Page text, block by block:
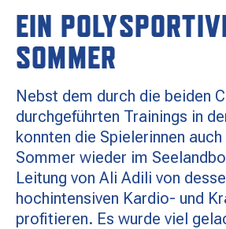
TEAM
SPIELPLAN
RESULTATE
MATCHBESUCH
AKTUELLES
EIN
SOMMER
Nebst dem durch die beiden
durchgeführten Trainings in
konnten die Spielerinnen
Sommer wieder im
Leitung von Ali Adili von
hochintensiven Kardio- und
profitieren. Es wurde viel